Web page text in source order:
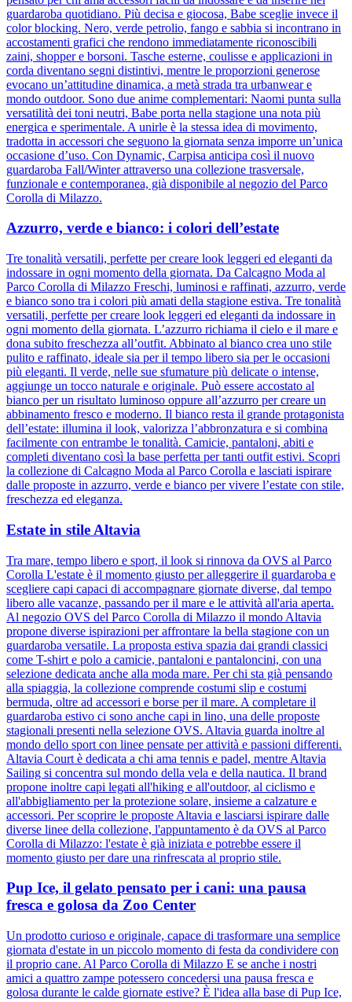
guardaroba quotidiano. Più decisa e giocosa, Babe sceglie invece il
color blocking. Nero, verde petrolio, fango e sabbia si incontrano in
accostamenti grafici che rendono immediatamente riconoscibili
zaini, shopper e borsoni. Tasche esterne, coulisse e applicazioni in
corda diventano segni distintivi, mentre le proporzioni generose
evocano un’attitudine dinamica, a metà strada tra urbanwear e
mondo outdoor. Sono due anime complementari: Naomi punta sulla
versatilità dei toni neutri, Babe porta nella stagione una nota più
energica e sperimentale. A unirle è la stessa idea di movimento,
tradotta in accessori che seguono la giornata senza imporre un’unica
occasione d’uso. Con Dynamic, Carpisa anticipa così il nuovo
guardaroba Fall/Winter attraverso una collezione trasversale,
funzionale e contemporanea, già disponibile al negozio del Parco
Corolla di Milazzo.
Azzurro, verde e bianco: i colori dell’estate
Tre tonalità versatili, perfette per creare look leggeri ed eleganti da
indossare in ogni momento della giornata. Da Calcagno Moda al
Parco Corolla di Milazzo Freschi, luminosi e raffinati, azzurro, verde
e bianco sono tra i colori più amati della stagione estiva. Tre tonalità
versatili, perfette per creare look leggeri ed eleganti da indossare in
ogni momento della giornata. L’azzurro richiama il cielo e il mare e
dona subito freschezza all’outfit. Abbinato al bianco crea uno stile
pulito e raffinato, ideale sia per il tempo libero sia per le occasioni
più eleganti. Il verde, nelle sue sfumature più delicate o intense,
aggiunge un tocco naturale e originale. Può essere accostato al
bianco per un risultato luminoso oppure all’azzurro per creare un
abbinamento fresco e moderno. Il bianco resta il grande protagonista
dell’estate: illumina il look, valorizza l’abbronzatura e si combina
facilmente con entrambe le tonalità. Camicie, pantaloni, abiti e
completi diventano così la base perfetta per tanti outfit estivi. Scopri
la collezione di Calcagno Moda al Parco Corolla e lasciati ispirare
dalle proposte in azzurro, verde e bianco per vivere l’estate con stile,
freschezza ed eleganza.
Estate in stile Altavia
Tra mare, tempo libero e sport, il look si rinnova da OVS al Parco
Corolla L'estate è il momento giusto per alleggerire il guardaroba e
scegliere capi capaci di accompagnare giornate diverse, dal tempo
libero alle vacanze, passando per il mare e le attività all'aria aperta.
Al negozio OVS del Parco Corolla di Milazzo il mondo Altavia
propone diverse ispirazioni per affrontare la bella stagione con un
guardaroba versatile. La proposta estiva spazia dai grandi classici
come T-shirt e polo a camicie, pantaloni e pantaloncini, con una
selezione dedicata anche alla moda mare. Per chi sta già pensando
alla spiaggia, la collezione comprende costumi slip e costumi
bermuda, oltre ad accessori e borse per il mare. A completare il
guardaroba estivo ci sono anche capi in lino, una delle proposte
stagionali presenti nella selezione OVS. Altavia guarda inoltre al
mondo dello sport con linee pensate per attività e passioni differenti.
Altavia Court è dedicata a chi ama tennis e padel, mentre Altavia
Sailing si concentra sul mondo della vela e della nautica. Il brand
propone inoltre capi legati all'hiking e all'outdoor, al ciclismo e
all'abbigliamento per la protezione solare, insieme a calzature e
accessori. Per scoprire le proposte Altavia e lasciarsi ispirare dalle
diverse linee della collezione, l'appuntamento è da OVS al Parco
Corolla di Milazzo: l'estate è già iniziata e potrebbe essere il
momento giusto per dare una rinfrescata al proprio stile.
Pup Ice, il gelato pensato per i cani: una pausa
fresca e golosa da Zoo Center
Un prodotto curioso e originale, capace di trasformare una semplice
giornata d'estate in un piccolo momento di festa da condividere con
il proprio cane. Al Parco Corolla di Milazzo E se anche i nostri
amici a quattro zampe potessero concedersi una pausa fresca e
golosa durante le calde giornate estive? È l'idea alla base di Pup Ice,